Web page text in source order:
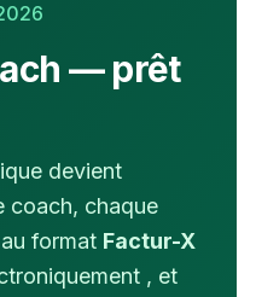
— prêt
devient
coach, chaque
format Factur-X
, et